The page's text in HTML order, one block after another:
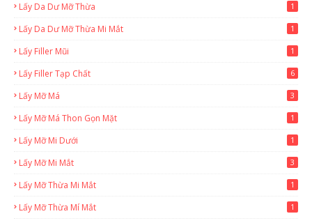
Lấy Da Dư Mỡ Thừa 1
Lấy Da Dư Mỡ Thừa Mi Mắt 1
Lấy Filler Mũi 1
Lấy Filler Tạp Chất 6
Lấy Mỡ Má 3
Lấy Mỡ Má Thon Gọn Mặt 1
Lấy Mỡ Mi Dưới 1
Lấy Mỡ Mi Mắt 3
Lấy Mỡ Thừa Mi Mắt 1
Lấy Mỡ Thừa Mí Mắt 1